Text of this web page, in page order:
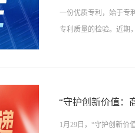
一份优质专利，始于专
专利质量的检验。近期
的转型关口，我们深
心价值在于“专业”，专
“守护创新价值：
1月29日，“守护创新价